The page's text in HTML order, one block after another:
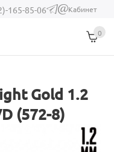
165-85-06
(link sends e-
Кабинет
0
Gold 1.2
(572-8)